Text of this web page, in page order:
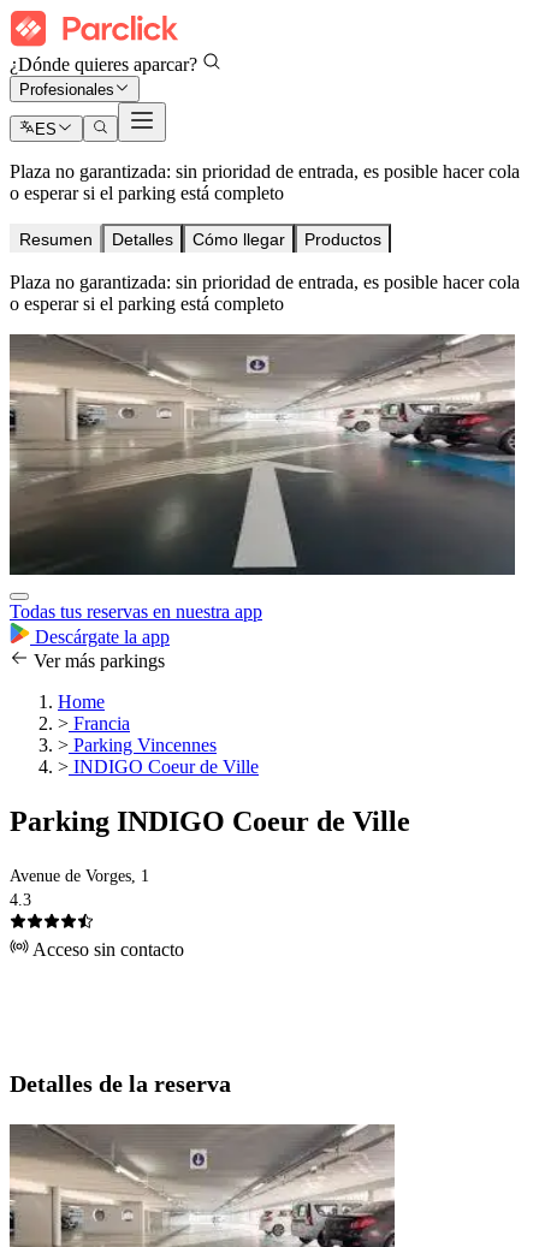
¿Dónde quieres aparcar?
Profesionales
ES
Plaza no garantizada: sin prioridad de entrada, es posible hacer cola
o esperar si el parking está completo
Resumen Detalles Cómo llegar Productos
Plaza no garantizada: sin prioridad de entrada, es posible hacer cola
o esperar si el parking está completo
Todas tus reservas en nuestra app
Descárgate la app
Ver más parkings
Home
> Francia
> Parking Vincennes
> INDIGO Coeur de Ville
Parking INDIGO Coeur de Ville
Avenue de Vorges, 1
4.3
Acceso sin contacto
Detalles de la reserva